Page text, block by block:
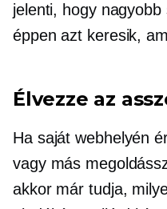
jelenti, hogy
éppen azt keresik,
Élvezze az
Ha saját webhelyén
vagy más
akkor már tudja,